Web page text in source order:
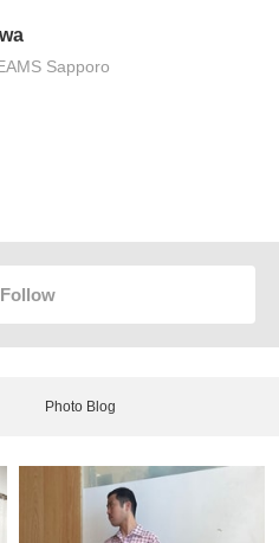
Sapporo
Follow
Photo Blog